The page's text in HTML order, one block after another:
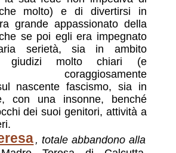
molto) e di divertirsi in
grande appassionato della
se poi egli era impegnato
serietà, sia in ambito
giudizi molto chiari (e
coraggiosamente
nascente fascismo, sia in
con una insonne, benché
dei suoi genitori, attività a
, totale abbandono alla